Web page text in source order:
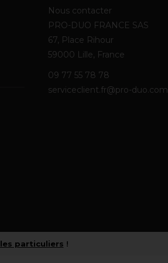
Nous contacter
PRO-DUO FRANCE SAS
67, Place Rihour
59000 Lille, France
09 77 55 78 78
serviceclient.fr@pro-duo.com
les particuliers !